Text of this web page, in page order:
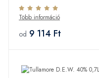
Több információ
od 9 114 Ft